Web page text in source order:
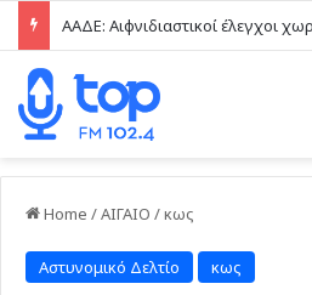
ΑΑΔΕ: Αιφνιδιαστικοί έλεγχοι
Home /ΑΙΓΑΙΟ /κως
Αστυνομικό Δελτίο κως